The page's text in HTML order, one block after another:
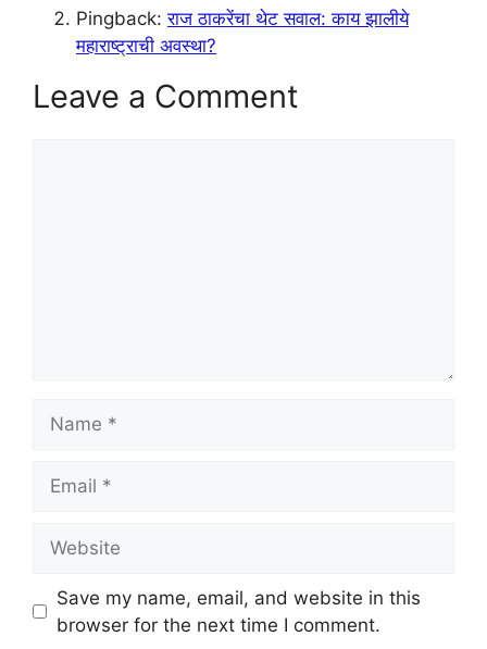
Pingback:राज ठाकरेंचा थेट सवाल: काय झालीये
महाराष्ट्राची अवस्था?
Leave a Comment
Save my name, email, and website in this
browser for the next time I comment.